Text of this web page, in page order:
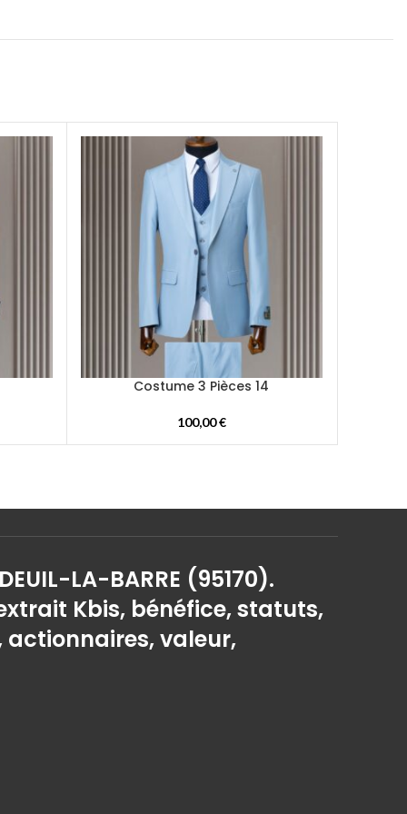
Costume 3 Pièces 14
100,00€
LA-BARRE (95170).
Kbis, bénéfice, statuts,
actionnaires, valeur,